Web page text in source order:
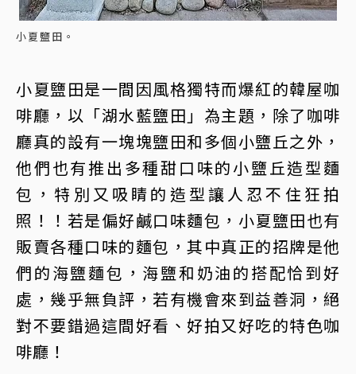
小夏鹽田。
小夏鹽田是一間因風格獨特而爆紅的韓屋咖
啡廳，以「湖水藍鹽田」為主題，除了咖啡
廳真的設有一塊塊鹽田和多個小鹽丘之外，
他們也有推出多種甜口味的小鹽丘造型麵
包，特別又吸睛的造型讓人忍不住狂拍
照！！若是偏好鹹口味麵包，小夏鹽田也有
販賣各種口味的麵包，其中真正的招牌是他
們的海鹽麵包，海鹽和奶油的搭配恰到好
處，幾乎無負評，若有機會來到益善洞，絕
對不要錯過這間好看、好拍又好吃的特色咖
啡廳！